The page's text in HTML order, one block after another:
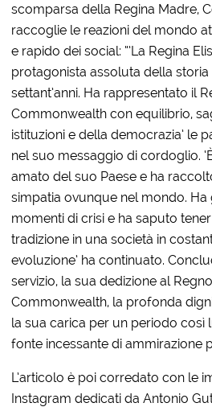
scomparsa della Regina Madre,
raccoglie le reazioni del mondo
e rapido dei social: “’La Regina
protagonista assoluta della
settant’anni. Ha rappresentato il
Commonwealth con equilibrio,
istituzioni e della democrazia’ le
nel suo messaggio di cordoglio.
amato del suo Paese e ha
simpatia ovunque nel mondo. Ha
momenti di crisi e ha saputo
tradizione in una società in
evoluzione’ ha continuato.
servizio, la sua dedizione al
Commonwealth, la profonda
la sua carica per un periodo così
fonte incessante di ammirazione
L’articolo è poi corredato con le
Instagram dedicati da Antonio